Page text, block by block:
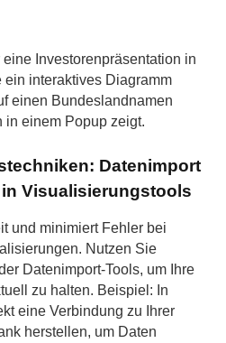
Investorenpräsentation in
interaktives Diagramm
einen Bundeslandnamen
einem Popup zeigt.
Datenimport
Visualisierungstools
und minimiert Fehler bei
Nutzen Sie
Datenimport-Tools, um Ihre
zu halten. Beispiel: In
eine Verbindung zu Ihrer
herstellen, um Daten